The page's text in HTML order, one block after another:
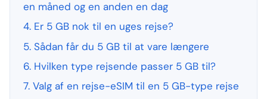
en måned og en anden en dag
4. Er 5 GB nok til en uges rejse?
5. Sådan får du 5 GB til at vare længere
6. Hvilken type rejsende passer 5 GB til?
7. Valg af en rejse-eSIM til en 5 GB-type rejse